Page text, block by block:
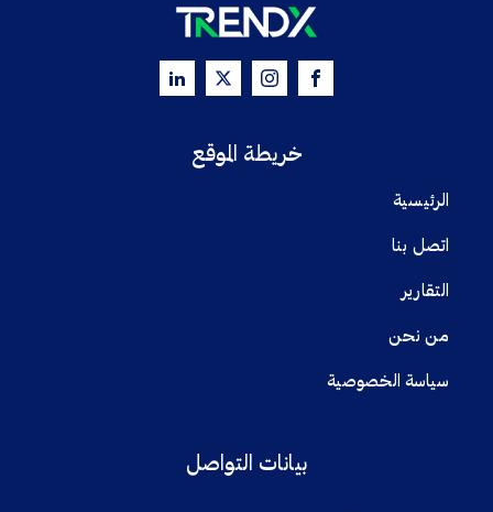
خريطة الموقع
الرئيسية
اتصل بنا
التقارير
من نحن
سياسة الخصوصية
بيانات التواصل